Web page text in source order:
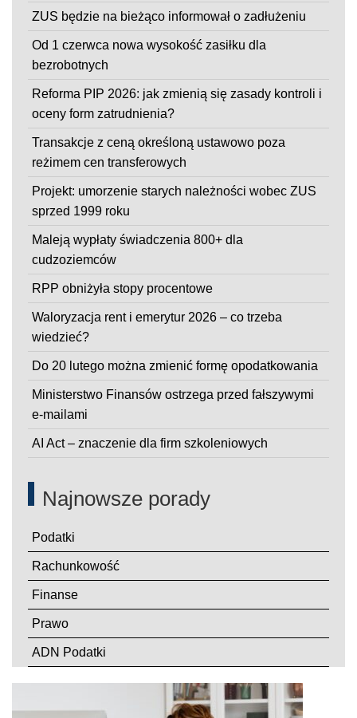
ZUS będzie na bieżąco informował o zadłużeniu
Od 1 czerwca nowa wysokość zasiłku dla
bezrobotnych
Reforma PIP 2026: jak zmienią się zasady kontroli i
oceny form zatrudnienia?
Transakcje z ceną określoną ustawowo poza
reżimem cen transferowych
Projekt: umorzenie starych należności wobec ZUS
sprzed 1999 roku
Maleją wypłaty świadczenia 800+ dla
cudzoziemców
RPP obniżyła stopy procentowe
Waloryzacja rent i emerytur 2026 – co trzeba
wiedzieć?
Do 20 lutego można zmienić formę opodatkowania
Ministerstwo Finansów ostrzega przed fałszywymi
e-mailami
AI Act – znaczenie dla firm szkoleniowych
Najnowsze porady
Podatki
Rachunkowość
Finanse
Prawo
ADN Podatki